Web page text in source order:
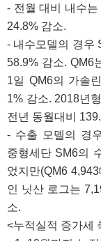
- 전월 대비 내수
24.8% 감소.
- 내수모델의 경우
58.9% 감소. QM6
1일 QM6의 가솔
1% 감소. 2018년
전년 동월대비
- 수출 모델의 경
중형세단 SM6의
었지만(QM6
인 닛산 로그는
소.
<누적실적 증가세